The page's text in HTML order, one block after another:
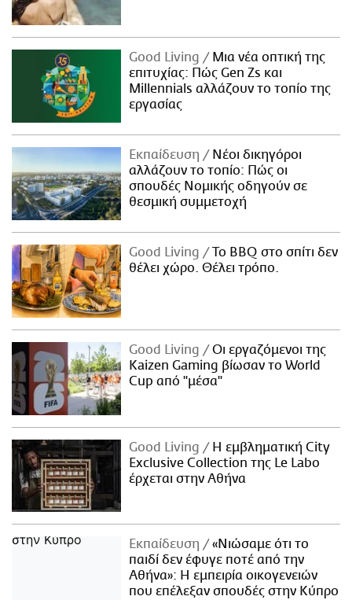
Good Living
Μια νέα οπτική της
επιτυχίας: Πώς Gen Zs και
Millennials αλλάζουν το τοπίο της
εργασίας
Εκπαίδευση
Νέοι δικηγόροι
αλλάζουν το τοπίο: Πώς οι
σπουδές Νομικής οδηγούν σε
θεσμική συμμετοχή
Good Living
Το BBQ στο σπίτι δεν
θέλει χώρο. Θέλει τρόπο.
Good Living
Οι εργαζόμενοι της
Kaizen Gaming βίωσαν το World
Cup από "μέσα"
Good Living
Η εμβληματική City
Exclusive Collection της Le Labo
έρχεται στην Αθήνα
Εκπαίδευση
«Νιώσαμε ότι το
παιδί δεν έφυγε ποτέ από την
Αθήνα»: Η εμπειρία οικογενειών
που επέλεξαν σπουδές στην Κύπρο